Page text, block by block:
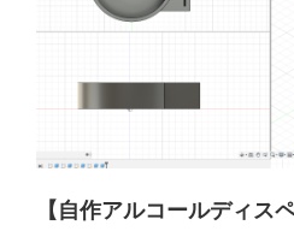
【自作アルコールディス